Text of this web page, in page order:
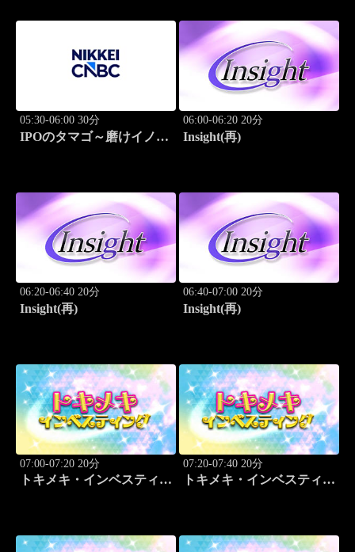
05:30-06:00 30分
IPOのタマゴ～磨けイノベ
06:00-06:20 20分
Insight(再)
06:20-06:40 20分
Insight(再)
06:40-07:00 20分
Insight(再)
07:00-07:20 20分
トキメキ・インベスティン
07:20-07:40 20分
トキメキ・インベスティン